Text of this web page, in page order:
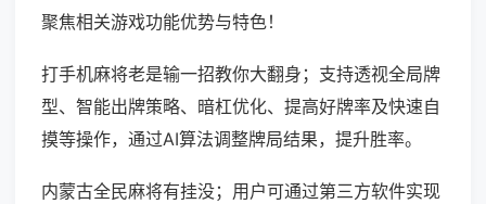
聚焦相关游戏功能优势与特色！
打手机麻将老是输一招教你大翻身；支持透视全局牌
型、智能出牌策略、暗杠优化、提高好牌率及快速自
摸等操作，通过AI算法调整牌局结果，提升胜率。
内蒙古全民麻将有挂没；用户可通过第三方软件实现